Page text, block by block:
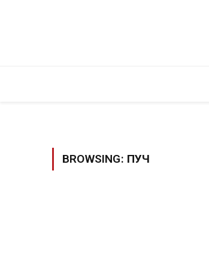
BROWSING: ПУЧ